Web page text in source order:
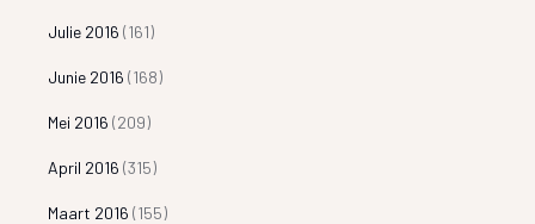
Julie 2016 (161)
Junie 2016 (168)
Mei 2016 (209)
April 2016 (315)
Maart 2016 (155)